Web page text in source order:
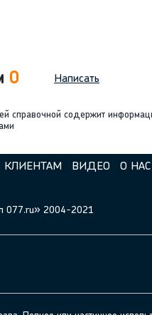
0 Написать
справочной содержит
КЛИЕНТАМ ВИДЕО О НАС
077.ru» 2004-2021